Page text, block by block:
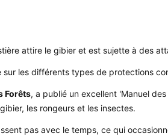
attire le gibier et est sujette à des
sur les différents types de protections
Forêts, a publié un excellent 'Manuel
les rongeurs et les insectes.
pas avec le temps, ce qui